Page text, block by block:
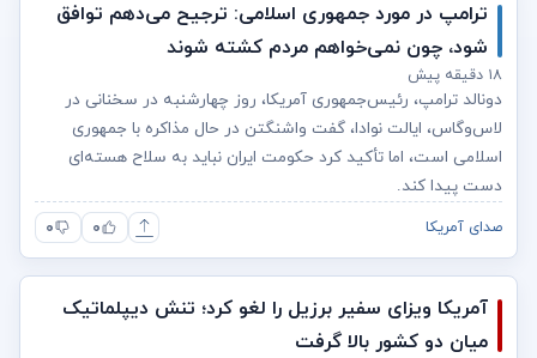
ترامپ در مورد جمهوری اسلامی: ترجیح می‌دهم توافق
شود، چون نمی‌خواهم مردم کشته شوند
۱۸ دقیقه پیش
دونالد ترامپ، رئیس‌جمهوری آمریکا، روز چهارشنبه در سخنانی در
لاس‌وگاس، ایالت نوادا، گفت واشنگتن در حال مذاکره با جمهوری
اسلامی است، اما تأکید کرد حکومت ایران نباید به سلاح هسته‌ای
دست پیدا کند.
صدای آمریکا ۰ ۰
آمریکا ویزای سفیر برزیل را لغو کرد؛ تنش دیپلماتیک
میان دو کشور بالا گرفت